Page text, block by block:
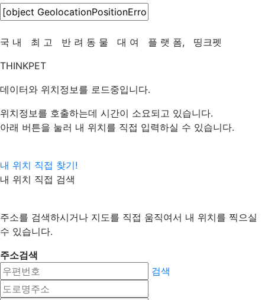
국 내 최 고 반 려 동 물 대 여 플 랫 폼,
띵크펫
THINKPET
데이터와 위치정보를 로드중입니다.
위치정보를 호출하는데 시간이 소요되고 있습니다.
아래 버튼을 눌러 내 위치를 직접 입력하실 수 있습니다.
내 위치 직접 찾기!
내 위치 직접 검색
주소를 검색하시거나 지도를 직접 움직여서 내 위치를 찍으실
수 있습니다.
주소검색
검색